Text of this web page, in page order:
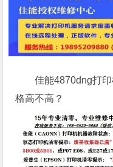
佳能4870dng打
格高不高？